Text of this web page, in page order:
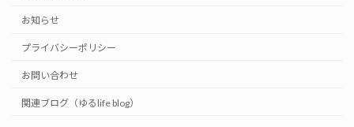
お知らせ
プライバシーポリシー
お問い合わせ
関連ブログ（ゆるlife blog）